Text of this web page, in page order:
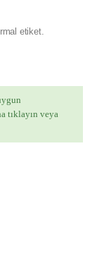
etiket.
tıklayın veya